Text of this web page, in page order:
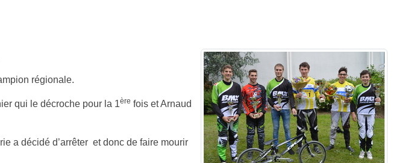
régionale.
qui le décroche pour la 1ère fois et Arnaud
a décidé d’arrêter et donc de faire mourir